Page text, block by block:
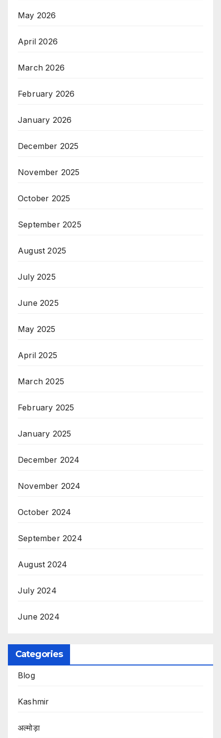
May 2026
April 2026
March 2026
February 2026
January 2026
December 2025
November 2025
October 2025
September 2025
August 2025
July 2025
June 2025
May 2025
April 2025
March 2025
February 2025
January 2025
December 2024
November 2024
October 2024
September 2024
August 2024
July 2024
June 2024
Categories
Blog
Kashmir
अल्मोड़ा